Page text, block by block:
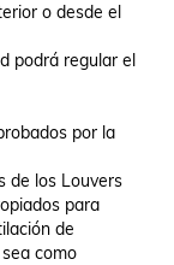
o desde el
podrá regular el
por la
de los Louvers
para
de
como